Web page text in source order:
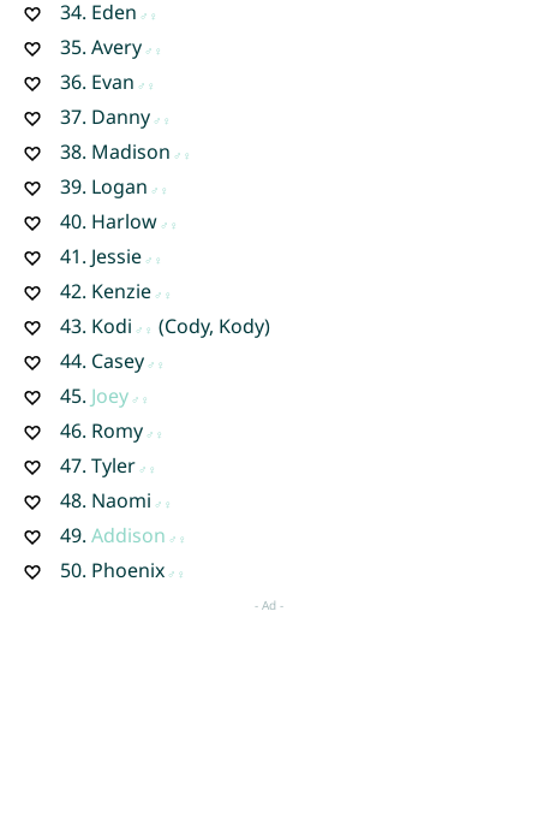
34. Eden
35. Avery
36. Evan
37. Danny
38. Madison
39. Logan
40. Harlow
41. Jessie
42. Kenzie
43. Kodi
(Cody, Kody)
44. Casey
45. Joey
46. Romy
47. Tyler
48. Naomi
49. Addison
50. Phoenix